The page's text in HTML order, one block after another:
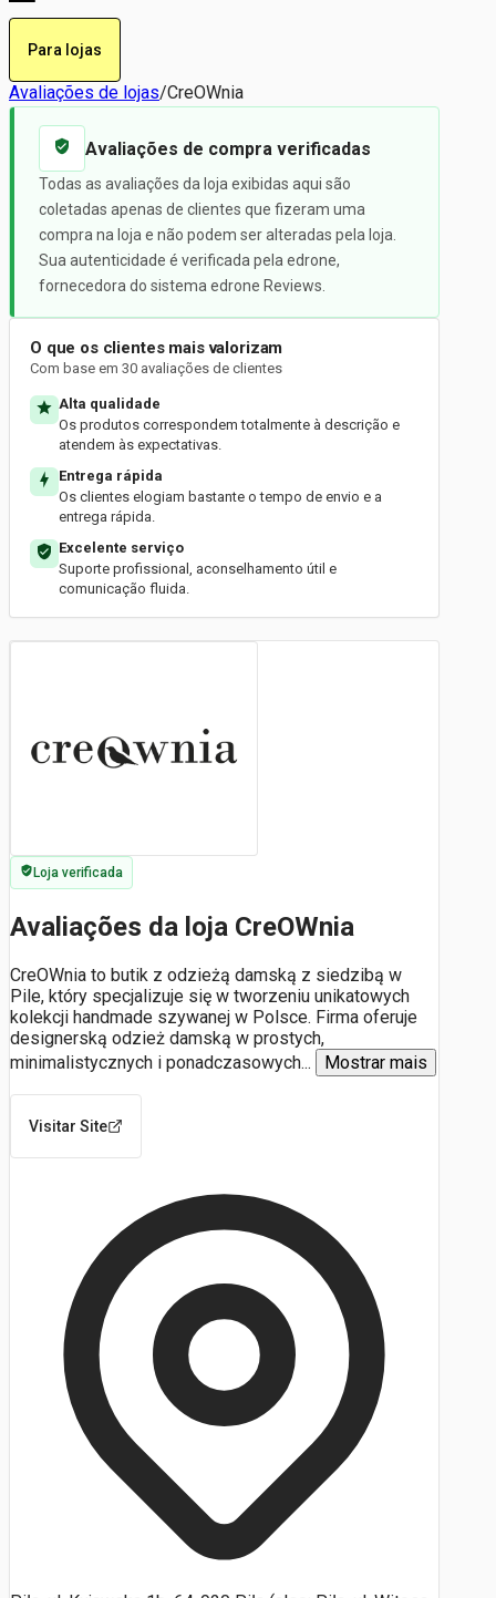
Para lojas
Avaliações de lojas/CreOWnia
Avaliações de compra verificadas
Todas as avaliações da loja exibidas aqui são
coletadas apenas de clientes que fizeram uma
compra na loja e não podem ser alteradas pela loja.
Sua autenticidade é verificada pela edrone,
fornecedora do sistema edrone Reviews.
O que os clientes mais valorizam
Com base em 30 avaliações de clientes
Alta qualidade
Os produtos correspondem totalmente à descrição e
atendem às expectativas.
Entrega rápida
Os clientes elogiam bastante o tempo de envio e a
entrega rápida.
Excelente serviço
Suporte profissional, aconselhamento útil e
comunicação fluida.
Loja verificada
Avaliações da loja CreOWnia
CreOWnia to butik z odzieżą damską z siedzibą w
Pile, który specjalizuje się w tworzeniu unikatowych
kolekcji handmade szywanej w Polsce. Firma oferuje
designerską odzież damską w prostych,
minimalistycznych i ponadczasowych... Mostrar mais
Visitar Site